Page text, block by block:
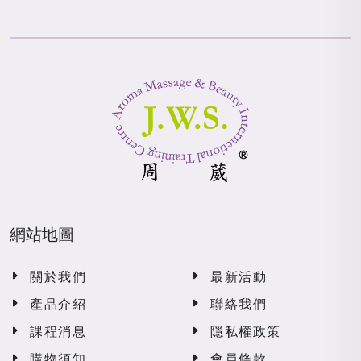
網站地圖
關於我們
產品介紹
課程消息
最新活動
聯絡我們
隱私權政策